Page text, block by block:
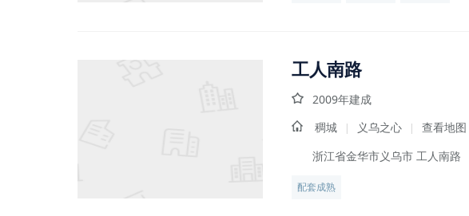
工人南路
2009年建成
稠城
| 义乌之心 |
查看地图
浙江省金华市义乌市 工人南路
配套成熟